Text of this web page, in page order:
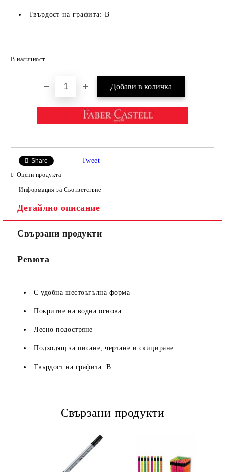
Твърдост на графита: B
В наличност
Share Tweet
Оцени продукта
Информация за Съответствие
Детайлно описание
Свързани продукти
Ревюта
С удобна шестоъгълна форма
Покритие на водна основа
Лесно подостряне
Подходящ за писане, чертане и скициране
Твърдост на графита: B
Свързани продукти